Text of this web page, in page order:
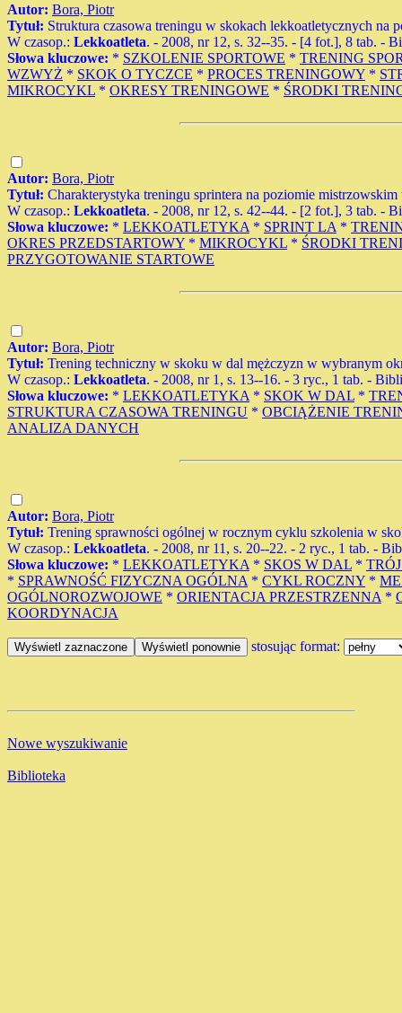
Autor: Bora, Piotr
Tytuł: Struktura czasowa treningu w skokach lekkoatletycznych na
W czasop.: Lekkoatleta. - 2008, nr 12, s. 32--35. - [4 fot.], 8 tab. -
Słowa kluczowe: * SZKOLENIE SPORTOWE * TRENING
WZWYŻ * SKOK O TYCZCE * PROCES TRENINGOWY *
MIKROCYKL * OKRESY TRENINGOWE * ŚRODKI
Autor: Bora, Piotr
Tytuł: Charakterystyka treningu sprintera na poziomie
W czasop.: Lekkoatleta. - 2008, nr 12, s. 42--44. - [2 fot.], 3 tab. -
Słowa kluczowe: * LEKKOATLETYKA * SPRINT LA *
OKRES PRZEDSTARTOWY * MIKROCYKL * ŚRODKI
PRZYGOTOWANIE STARTOWE
Autor: Bora, Piotr
Tytuł: Trening techniczny w skoku w dal mężczyzn w wybranym
W czasop.: Lekkoatleta. - 2008, nr 1, s. 13--16. - 3 ryc., 1 tab. -
Słowa kluczowe: * LEKKOATLETYKA * SKOK W DAL *
STRUKTURA CZASOWA TRENINGU * OBCIĄŻENIE
ANALIZA DANYCH
Autor: Bora, Piotr
Tytuł: Trening sprawności ogólnej w rocznym cyklu szkolenia w
W czasop.: Lekkoatleta. - 2008, nr 11, s. 20--22. - 2 ryc., 1 tab. -
Słowa kluczowe: * LEKKOATLETYKA * SKOS W DAL *
* SPRAWNOŚĆ FIZYCZNA OGÓLNA * CYKL ROCZNY *
OGÓLNOROZWOJOWE * ORIENTACJA PRZESTRZENNA *
KOORDYNACJA
stosując format:
Nowe wyszukiwanie
Biblioteka